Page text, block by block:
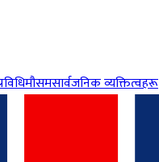
मौसमसार्वजनिक व्यक्तित्वहरू